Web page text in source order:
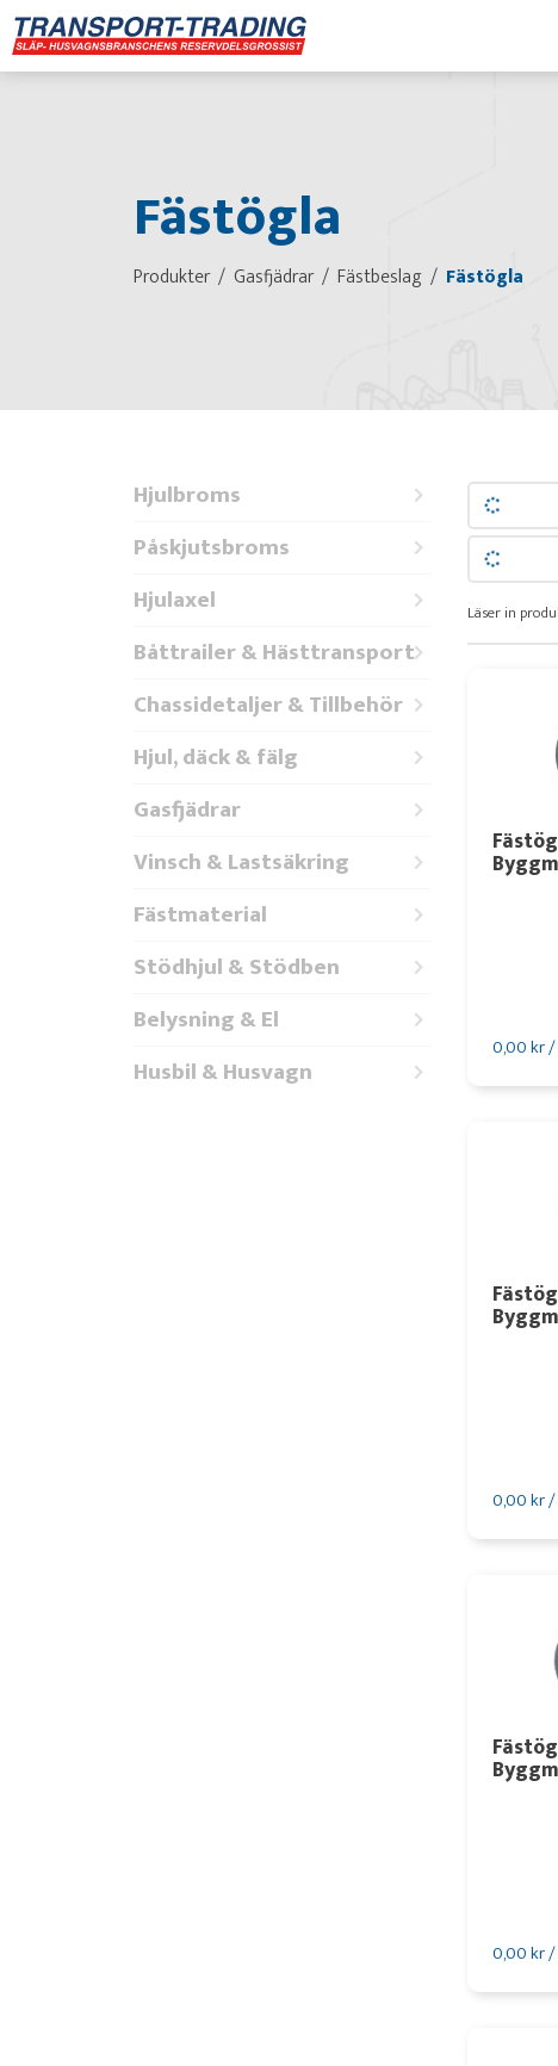
Fästögla
Produkter Gasfjädrar Fästbeslag Fästögla
Hjulbroms
Påskjutsbroms
Hjulaxel
Båttrailer & Hästtransport
Chassidetaljer & Tillbehör
Hjul, däck & fälg
Gasfjädrar
Vinsch & Lastsäkring
Fästmaterial
Stödhjul & Stödben
Belysning & El
Husbil & Husvagn
Läser in
0,00 kr
0,00 kr
0,00 kr